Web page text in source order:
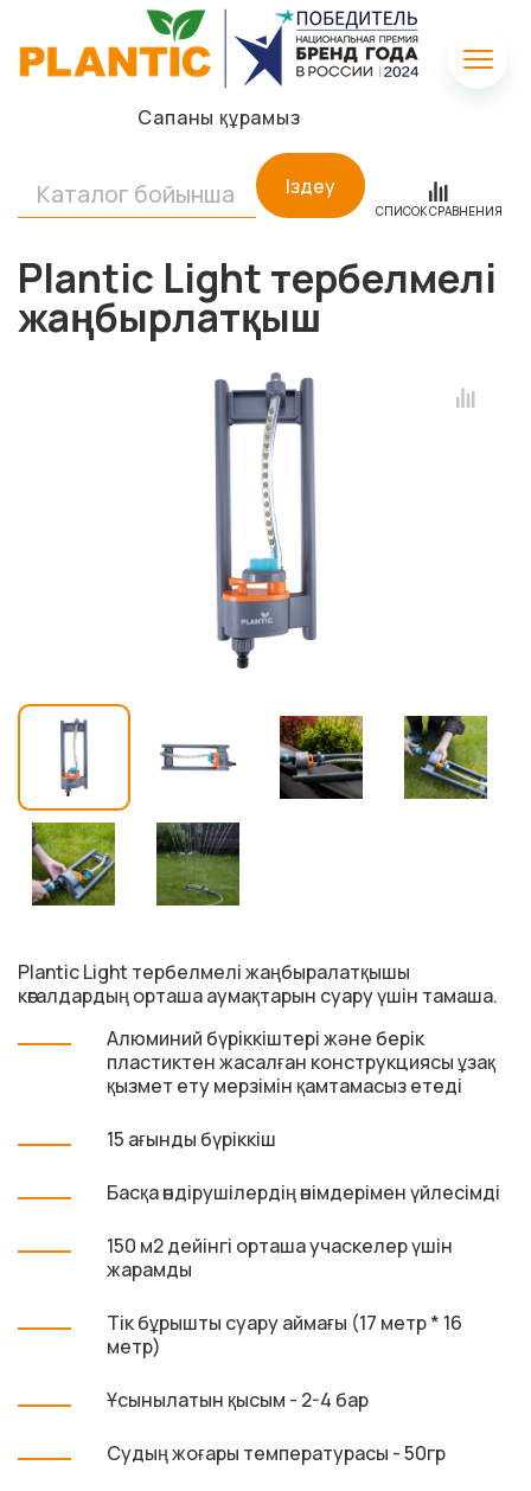
Сапаны құрамыз
Іздеу
СПИСОК СРАВНЕНИЯ
Plantic Light тербелмелі
жаңбырлатқыш
Рlantic Light тербелмелі жаңбыралатқышы
көгалдардың орташа аумақтарын суару үшін тамаша.
Алюминий бүріккіштері және берік
пластиктен жасалған конструкциясы ұзақ
қызмет ету мерзімін қамтамасыз етеді
15 ағынды бүріккіш
Басқа өндірушілердің өнімдерімен үйлесімді
150 м2 дейінгі орташа учаскелер үшін
жарамды
Тік бұрышты суару аймағы (17 метр * 16
метр)
Ұсынылатын қысым - 2-4 бар
Судың жоғары температурасы - 50гр